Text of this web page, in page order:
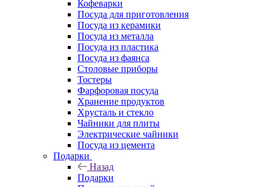
Кофеварки
Посуда для приготовления
Посуда из керамики
Посуда из металла
Посуда из пластика
Посуда из фаянса
Столовые приборы
Тостеры
Фарфоровая посуда
Хранение продуктов
Хрусталь и стекло
Чайники для плиты
Электрические чайники
Посуда из цемента
Подарки
Назад
Подарки